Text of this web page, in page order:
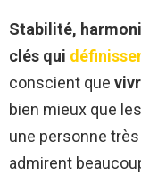
Stabilité,
clés qui
conscient que
bien mieux que
une personne
admirent